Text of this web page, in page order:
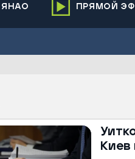
ЯНАО
Новый Уренгой
Надымский район
ПРЯМОЙ
Киев